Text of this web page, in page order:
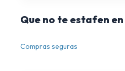
Que no te estafen
Compras seguras